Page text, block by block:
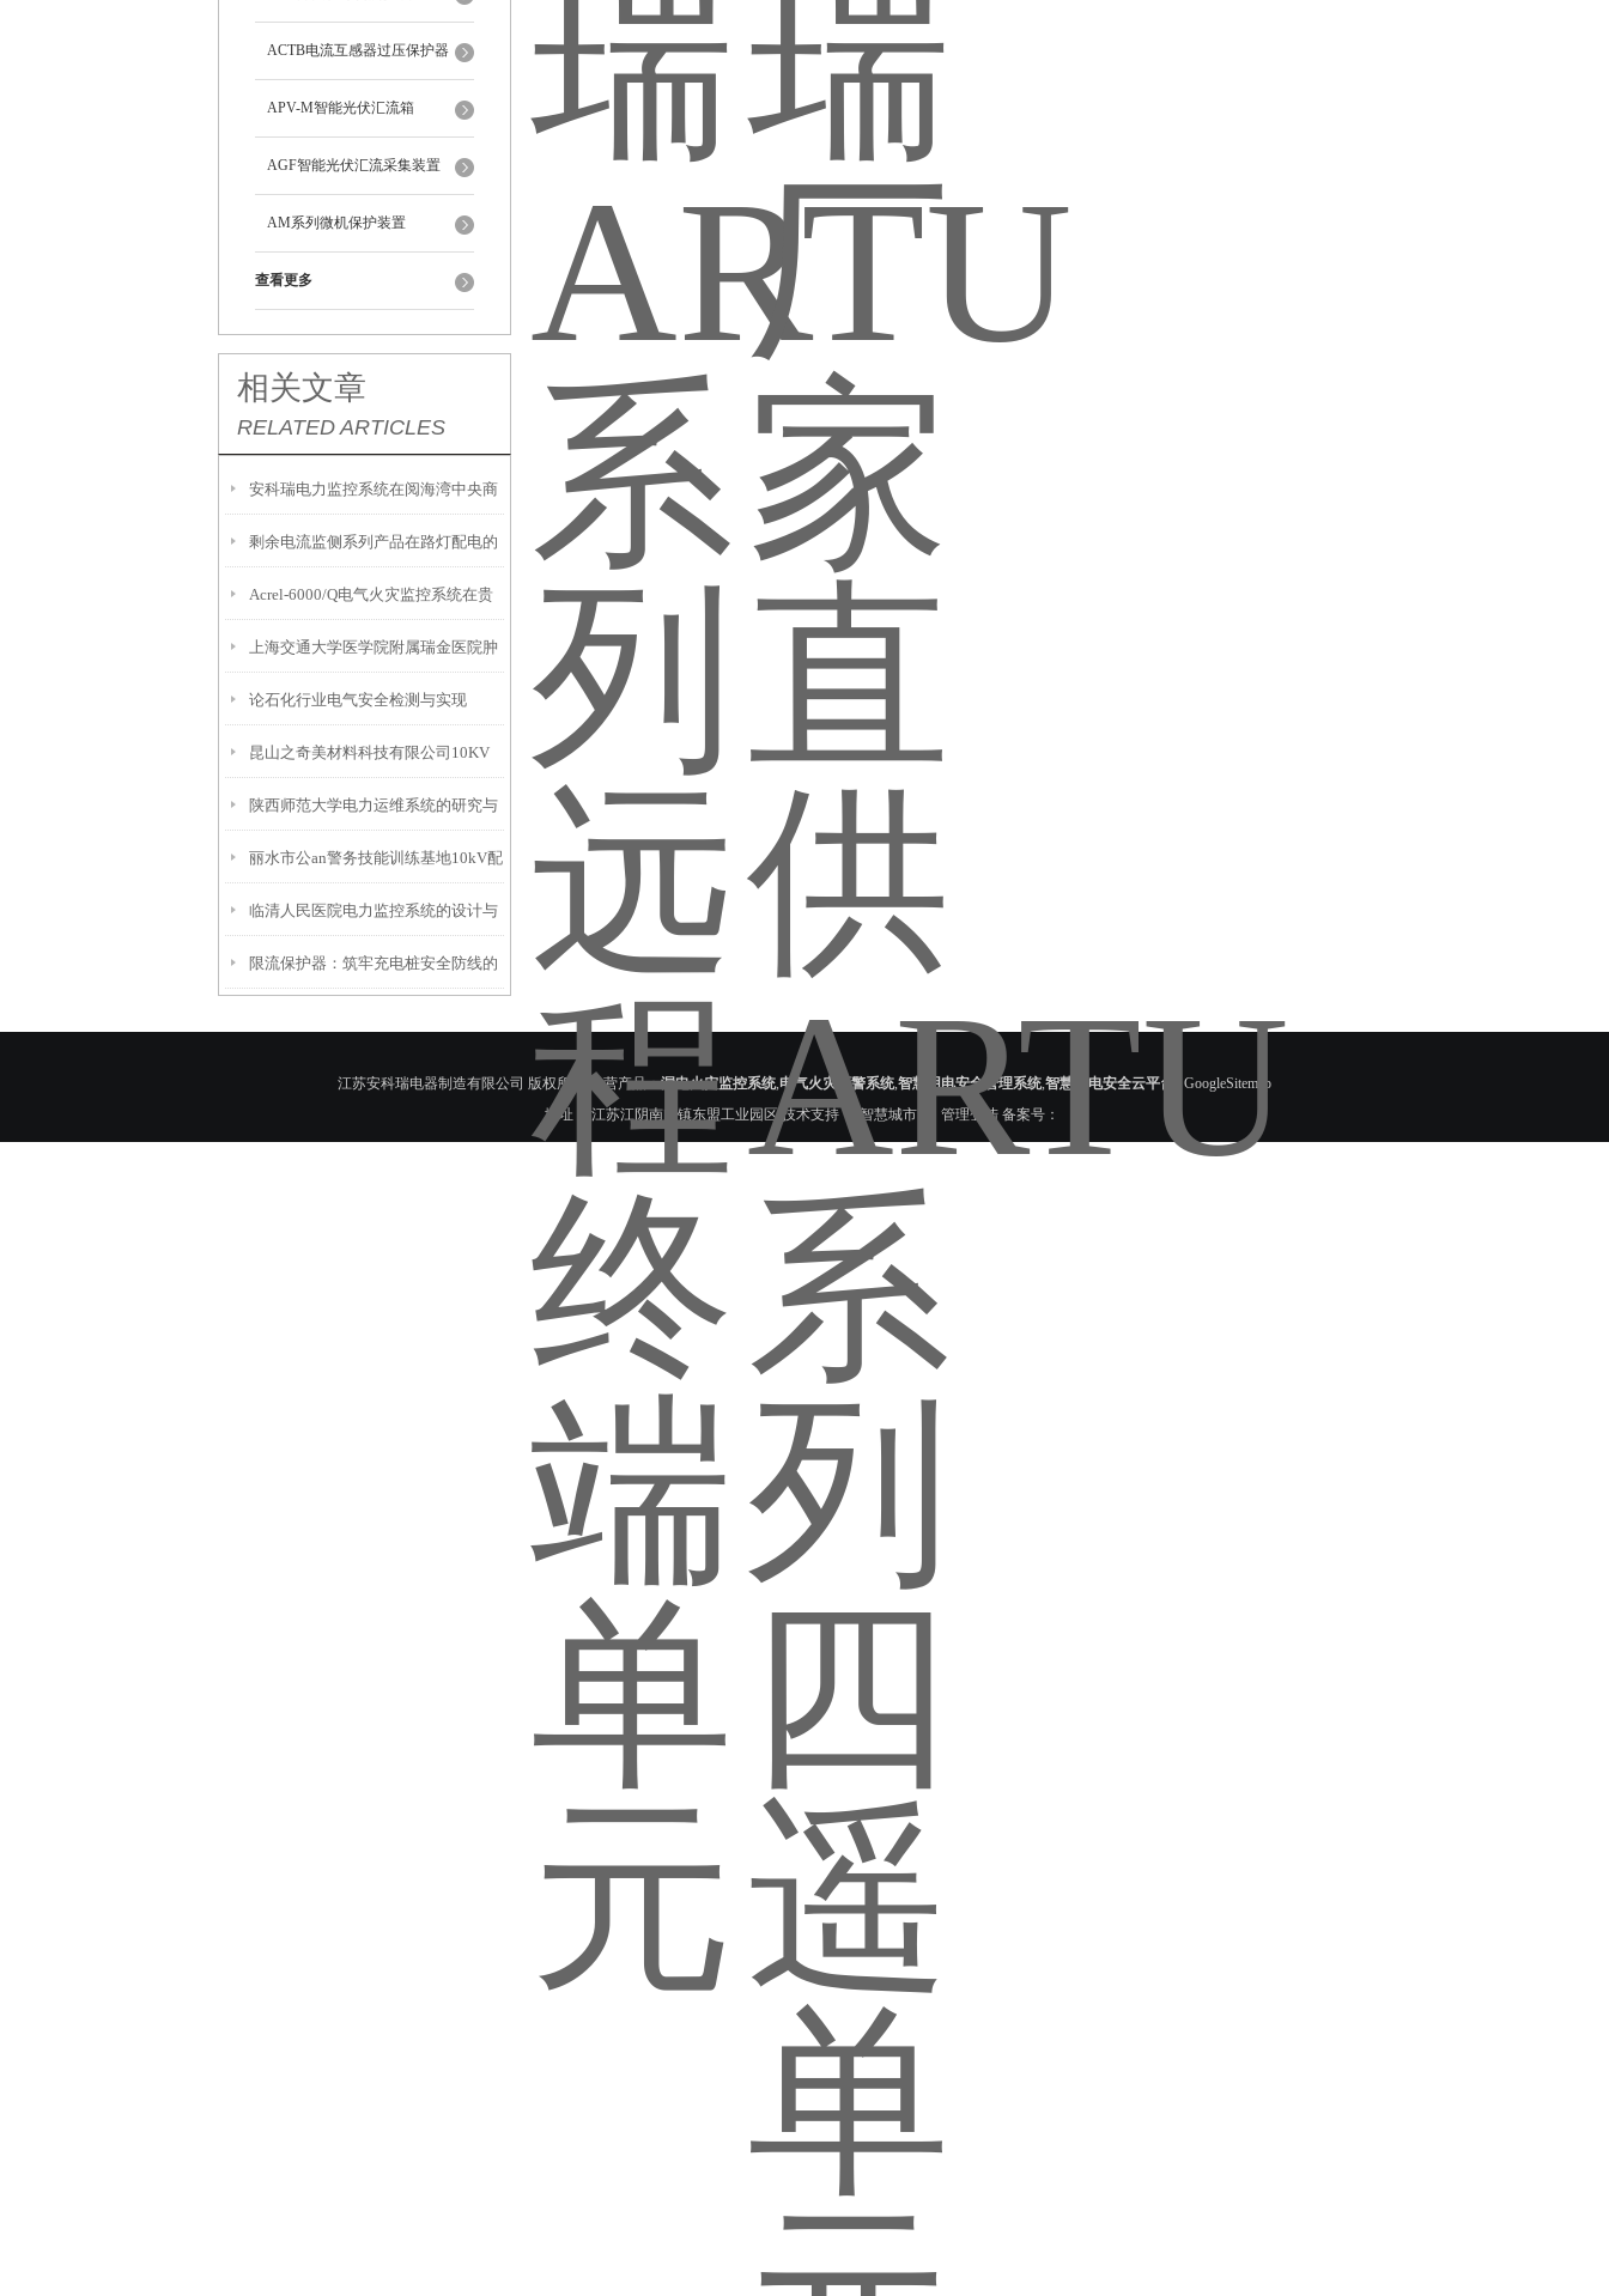
ACTB电流互感器过压保护器
APV-M智能光伏汇流箱
AGF智能光伏汇流采集装置
AM系列微机保护装置
查看更多
相关文章
RELATED ARTICLES
安科瑞电力监控系统在阅海湾中央商
务区综合项目的应用
剩余电流监侧系列产品在路灯配电的
应用
Acrel-6000/Q电气火灾监控系统在贵
阳金融中心的应用
上海交通大学医学院附属瑞金医院肿
瘤中心消防设备电源监控系统的应用
论石化行业电气安全检测与实现
昆山之奇美材料科技有限公司10KV
变电所电能管理系统的设计与应用
陕西师范大学电力运维系统的研究与
应用
丽水市公an警务技能训练基地10kV配
电电力监控系统的设计与应用
临清人民医院电力监控系统的设计与
应用
限流保护器：筑牢充电桩安全防线的
江苏安科瑞电器制造有限公司 版权所有 主营产品：漏电火灾监控系统,电气火灾预警系统,智慧用电安全管理系统,智慧用电安全云平台
GoogleSitemap
地址： 江苏江阴南闸镇东盟工业园区 技术支持：
智慧城市网 管理登陆备案号：